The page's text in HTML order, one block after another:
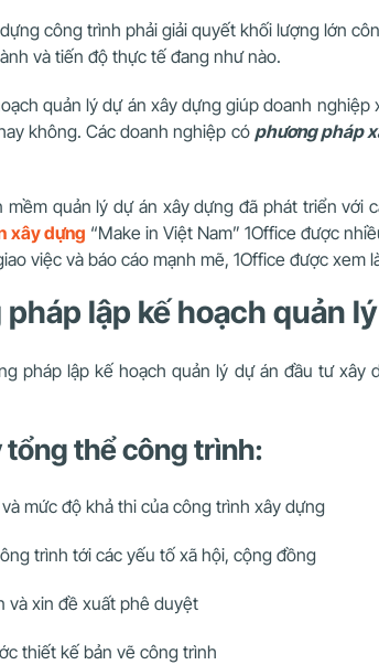
công trình phải giải quyết khối lượng lớn
và tiến độ thực tế đang như nào.
quản lý dự án xây dựng giúp doanh
không. Các doanh nghiệp có phương pháp
mềm quản lý dự án xây dựng đã phát triển
xây dựng “Make in Việt Nam” 1Office được
việc và báo cáo mạnh mẽ, 1Office được
lập kế hoạch quản
pháp lập kế hoạch quản lý dự án đầu tư
tổng thể công trình:
mức độ khả thi của công trình xây dựng
trình tới các yếu tố xã hội, cộng đồng
và xin đề xuất phê duyệt
thiết kế bản vẽ công trình